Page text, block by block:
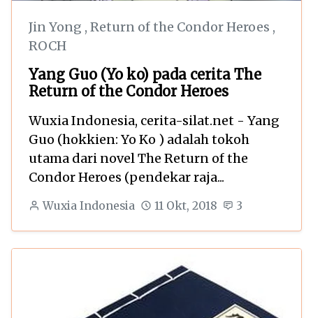
Jin Yong , Return of the Condor Heroes ,
ROCH
Yang Guo (Yo ko) pada cerita The
Return of the Condor Heroes
Wuxia Indonesia, cerita-silat.net - Yang
Guo (hokkien: Yo Ko ) adalah tokoh
utama dari novel The Return of the
Condor Heroes (pendekar raja...
Wuxia Indonesia 11 Okt, 2018 3